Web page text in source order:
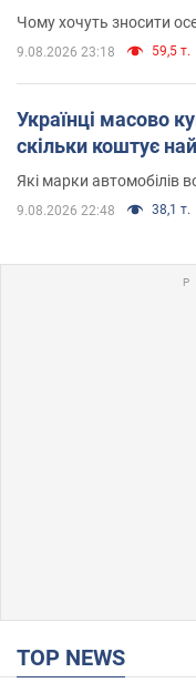
Чому хочуть зносити
9.08.2026 23:18 59,5 т.
Українці масово
скільки коштує
Які марки автомобілів
9.08.2026 22:48 38,1 т.
TOP NEWS